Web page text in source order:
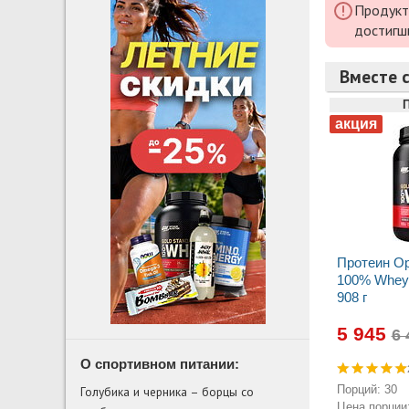
Вместе
Протеин
100%
908 г
5 945
Порций: 30
О спортивном питании:
Голубика и черника – борцы со